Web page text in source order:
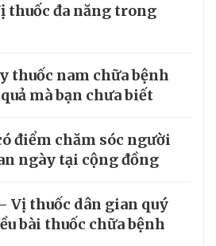
thuốc đa năng trong
thuốc nam chữa bệnh
mà bạn chưa biết
điểm chăm sóc người
ngày tại cộng đồng
Vị thuốc dân gian quý
bài thuốc chữa bệnh